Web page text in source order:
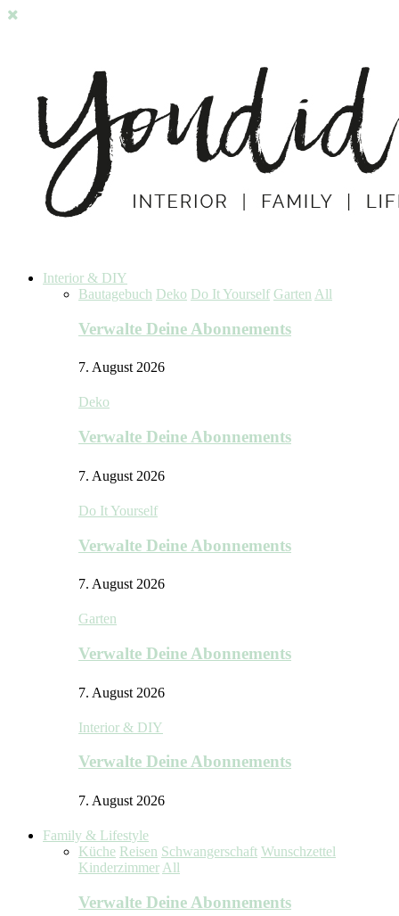
Interior & DIY
Bautagebuch Deko Do It Yourself Garten All
Verwalte Deine Abonnements
7. August 2026
Deko
Verwalte Deine Abonnements
7. August 2026
Do It Yourself
Verwalte Deine Abonnements
7. August 2026
Garten
Verwalte Deine Abonnements
7. August 2026
Interior & DIY
Verwalte Deine Abonnements
7. August 2026
Family & Lifestyle
Küche Reisen Schwangerschaft Wunschzettel
Kinderzimmer All
Verwalte Deine Abonnements